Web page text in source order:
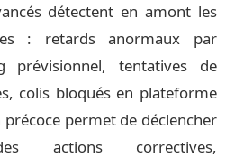
détectent en amont les
: retards anormaux par
prévisionnel, tentatives de
colis bloqués en plateforme
permet de déclencher
actions correctives,